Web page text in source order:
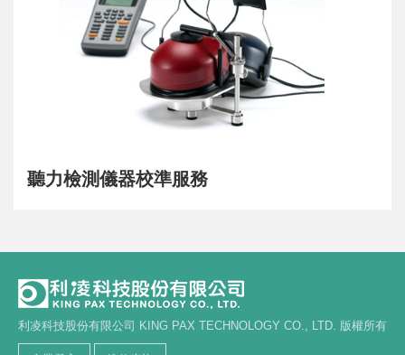
聽力檢測儀器校準服務
利凌科技股份有限公司 KING PAX TECHNOLOGY CO., LTD. 版權所有